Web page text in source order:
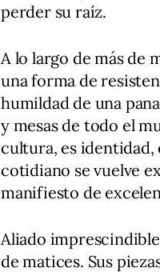
perder su raíz.
A lo largo de más de
una forma de
humildad de una
y mesas de todo el
cultura, es identidad,
cotidiano se vuelve
manifiesto de
Aliado
de matices. Sus